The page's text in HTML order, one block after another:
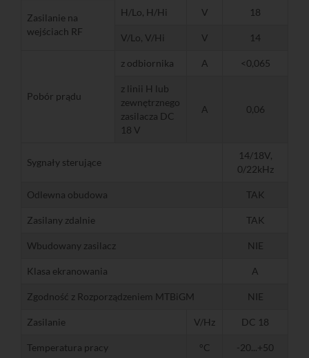
Zasilanie na
wejściach RF
H/Lo, H/Hi V 18
V/Lo, V/Hi V 14
Pobór prądu
z odbiornika A <0,065
z linii H lub
zewnętrznego
zasilacza DC
18 V
A 0,06
Sygnały sterujące
14/18V,
0/22kHz
Odlewna obudowa TAK
Zasilany zdalnie TAK
Wbudowany zasilacz NIE
Klasa ekranowania A
Zgodność z Rozporządzeniem MTBiGM NIE
Zasilanie V/Hz DC 18
Temperatura pracy °C -20...+50